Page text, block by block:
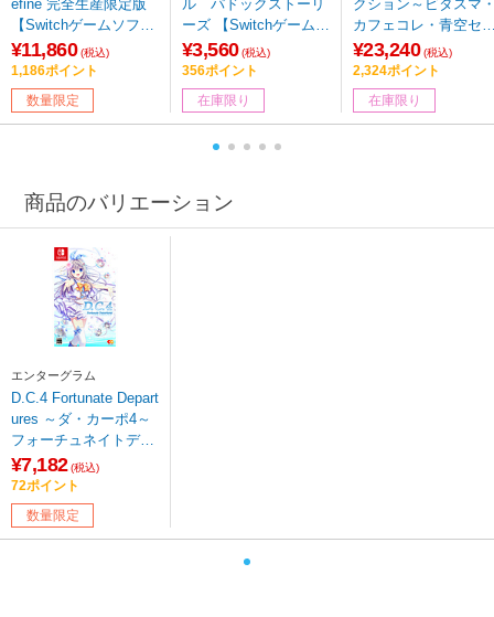
efine 完全生産限定版
【Switchゲームソフ
ト】【sof001】
¥11,860 (税込)
1,186ポイント
数量限定
ル パドックストーリ
ーズ 【Switchゲームソ
フト】
¥3,560 (税込)
356ポイント
在庫限り
クション～ビタスマ
カフェコレ・青空セ
ト～ 【Switchゲーム
フト】
¥23,240 (税込)
2,324ポイント
在庫限り
商品のバリエーション
エンターグラム
D.C.4 Fortunate Depart
ures ～ダ・カーポ4～
フォーチュネイトデパ
ーチャーズ 【Switchゲ
ームソフト】【sof00
1】
¥7,182 (税込)
72ポイント
数量限定